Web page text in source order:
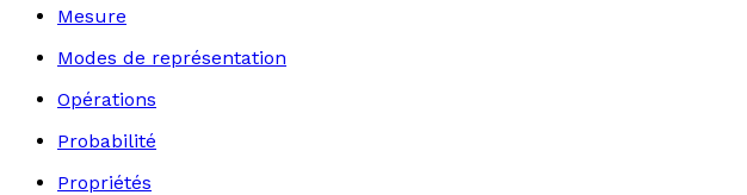
Mesure
Modes de représentation
Opérations
Probabilité
Propriétés